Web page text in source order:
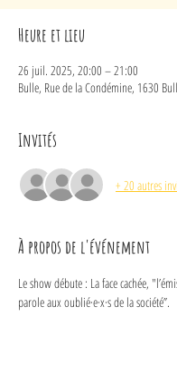
Heure et lieu
26 juil. 2025, 20:00 – 21:00
Bulle, Rue de la Condémine, 1630
Invités
+ 20 autres
À propos de l'événement
Le show débute : La face cachée,
parole aux oublié·e·x·s de la société”.